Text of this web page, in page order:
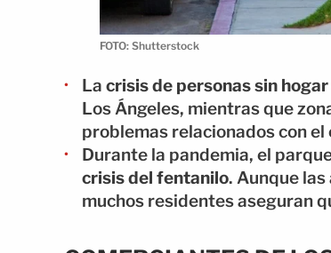
FOTO: Shutterstock
La crisis de personas sin hogar
Los Ángeles, mientras que
problemas relacionados con
Durante la pandemia, el
crisis del fentanilo. Aunque
muchos residentes aseguran